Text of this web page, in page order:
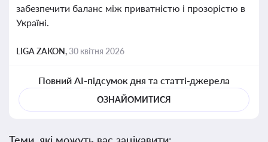
забезпечити баланс між приватністю і прозорістю в
Україні.
LIGA ZAKON,30 квітня 2026
Повний AI-підсумок дня та статті-джерела
ОЗНАЙОМИТИСЯ